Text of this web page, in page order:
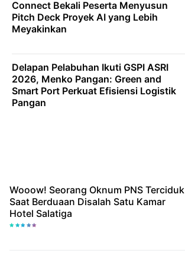
Connect Bekali Peserta Menyusun
Pitch Deck Proyek AI yang Lebih
Meyakinkan
Delapan Pelabuhan Ikuti GSPI ASRI
2026, Menko Pangan: Green and
Smart Port Perkuat Efisiensi Logistik
Pangan
Wooow! Seorang Oknum PNS Terciduk
Saat Berduaan Disalah Satu Kamar
Hotel Salatiga